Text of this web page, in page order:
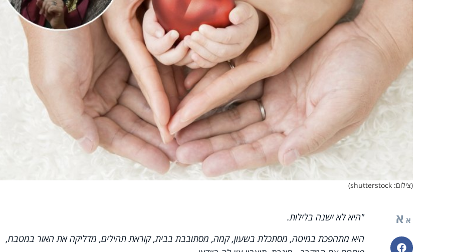
(צילום: shutterstock)
א א
פייסבוק
"היא לא ישנה בלילות.
היא מתהפכת במיטה, מסתכלת בשעון, קמה, מסתובבת בבית, קוראת תהילים, מדליקה את האור במטבח,